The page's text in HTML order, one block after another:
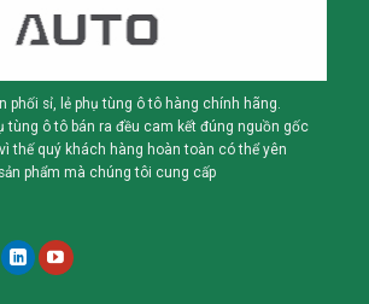
phối sỉ, lẻ phụ tùng ô tô hàng chính hãng.
tùng ô tô bán ra đều cam kết đúng nguồn gốc
thế quý khách hàng hoàn toàn có thể yên
phẩm mà chúng tôi cung cấp